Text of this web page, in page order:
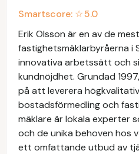
Smartscore: ☆5.0
Erik Olsson är en av de
fastighetsmäklarbyråerna i
innovativa arbetssätt och
kundnöjdhet. Grundad
på att leverera
bostadsförmedling och
mäklare är lokala experter
och de unika behoven hos
ett omfattande utbud av